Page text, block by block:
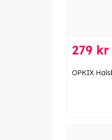
279 kr
OPKIX